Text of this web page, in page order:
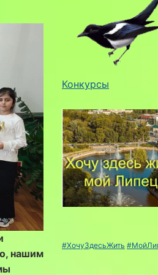
нашим
Конкурсы
#ХочуЗдесьЖить